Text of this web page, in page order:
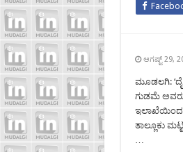
ಆಗಷ್ಟ್ 29,
ಮೂಡಲಗಿ:
ಗುಡಮೆ
ಇಲಾಖೆಯಿಂದ
ತಾಲ್ಲೂಕು
…